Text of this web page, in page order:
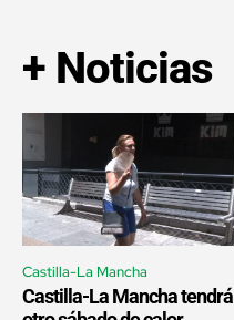
+ Noticias
Castilla-La Mancha
Castilla-La Mancha tendrá